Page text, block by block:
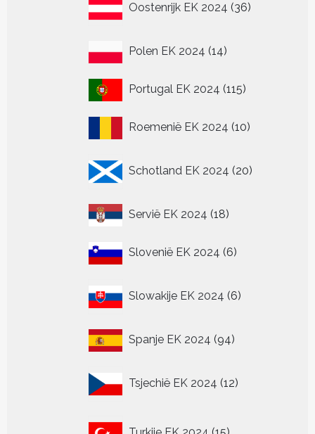
Oostenrijk EK 2024 36
producten
Polen EK 2024 1414
Portugal EK 2024 115115
Roemenië EK 2024 1010
Schotland EK 2024 20
producten
Servië EK 2024 1818
Slovenië EK 2024 66
Slowakije EK 2024 6
producten
Spanje EK 2024 9494
Tsjechië EK 2024 12
producten